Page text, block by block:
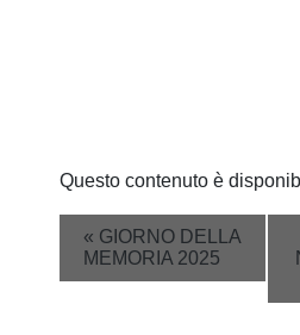
Questo contenuto è
Event
Navigation
« GIORNO DELLA
MEMORIA 2025